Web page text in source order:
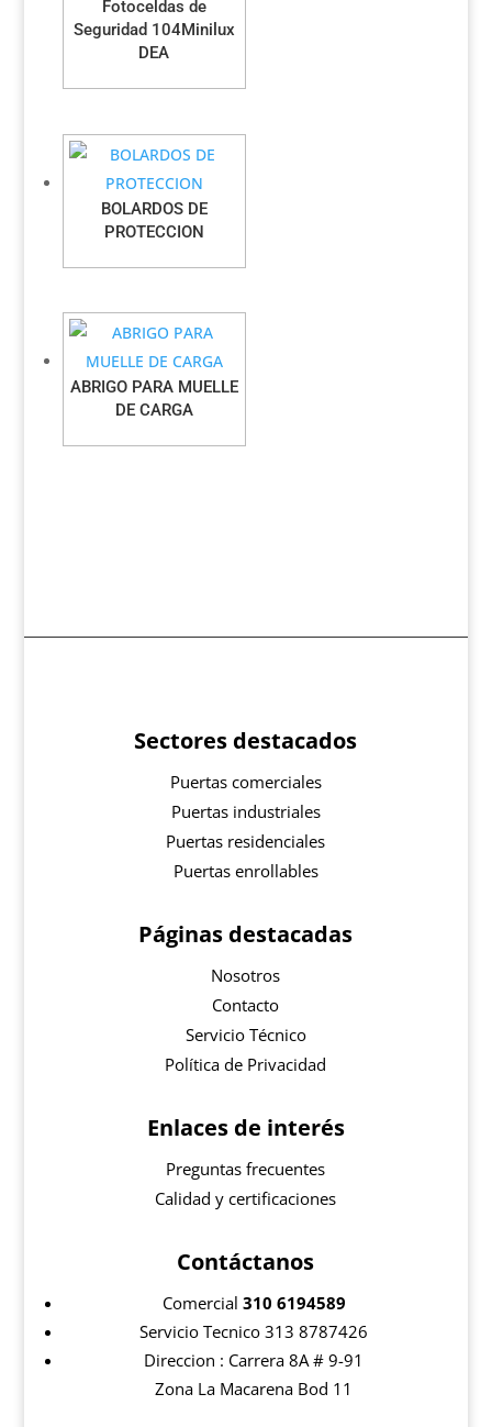
Fotoceldas de
Seguridad 104Minilux
DEA
BOLARDOS DE
PROTECCION
ABRIGO PARA MUELLE
DE CARGA
Sectores destacados
Puertas comerciales
Puertas industriales
Puertas residenciales
Puertas enrollables
Páginas destacadas
Nosotros
Contacto
Servicio Técnico
Política de Privacidad
Enlaces de interés
Preguntas frecuentes
Calidad y certificaciones
Contáctanos
Comercial 310 6194589
Servicio Tecnico 313 8787426
Direccion : Carrera 8A # 9-91
Zona La Macarena Bod 11